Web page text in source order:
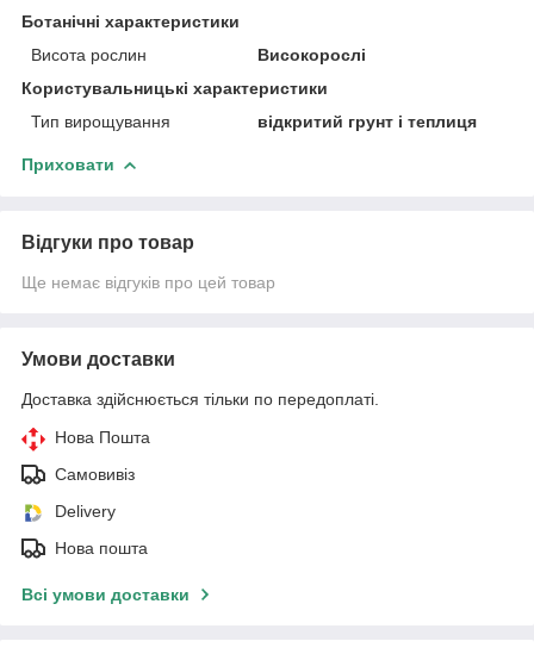
Ботанічні характеристики
Висота рослин
Високорослі
Користувальницькі характеристики
Тип вирощування
відкритий грунт і теплиця
Приховати
Відгуки про товар
Ще немає відгуків про цей товар
Умови доставки
Доставка здійснюється тільки по передоплаті.
Нова Пошта
Самовивіз
Delivery
Нова пошта
Всі умови доставки